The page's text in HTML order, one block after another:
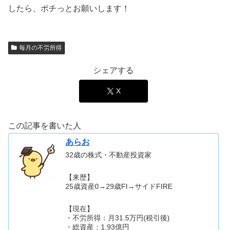
したら、ポチっとお願いします！
毎月の不労所得
シェアする
X
この記事を書いた人
あらお
32歳の株式・不動産投資家
【来歴】
25歳資産0→29歳FI→サイドFIRE
【現在】
・不労所得：月31.5万円(税引後)
・総資産：1.93億円